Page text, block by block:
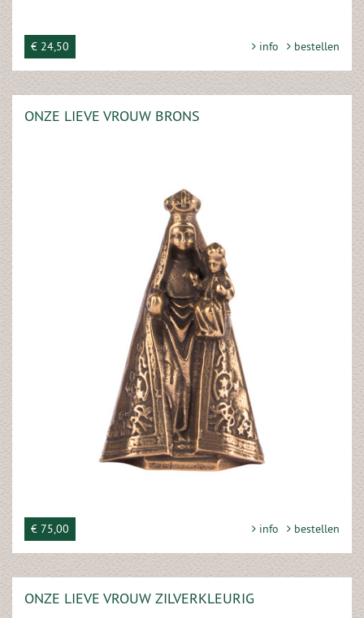
€ 24,50 info bestellen
ONZE LIEVE VROUW BRONS
€ 75,00 info bestellen
ONZE LIEVE VROUW ZILVERKLEURIG